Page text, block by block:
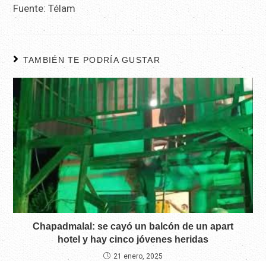
Fuente: Télam
TAMBIÉN TE PODRÍA GUSTAR
Chapadmalal: se cayó un balcón de un apart
hotel y hay cinco jóvenes heridas
21 enero, 2025